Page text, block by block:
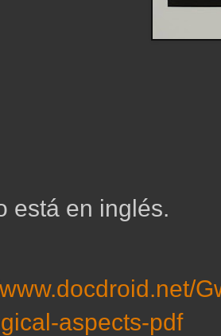
está en inglés.
aspects-pdf